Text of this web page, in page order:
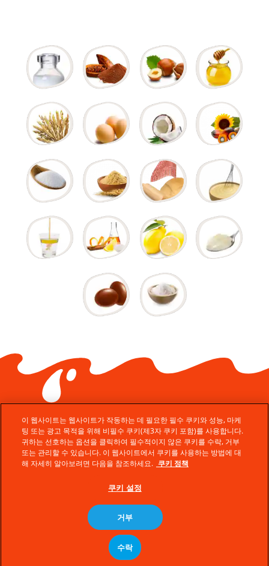
© Ferrero 2026 − All rights reserved
이 웹사이트는 웹사이트가 작동하는 데 필요한 필수 쿠키와 성능, 마케
팅 또는 광고 목적을 위해 비필수 쿠키(제3자 쿠키 포함)를 사용합니다.
귀하는 선호하는 옵션을 클릭하여 필수적이지 않은 쿠키를 수락, 거부
또는 관리할 수 있습니다. 이 웹사이트에서 쿠키를 사용하는 방법에 대
해 자세히 알아보려면 다음을 참조하세요. 쿠키 정책
쿠키 설정
거부
수락